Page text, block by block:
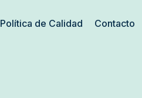
Política de Calidad Contacto